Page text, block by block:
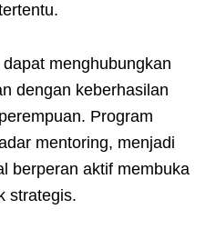
menghubungkan
dengan keberhasilan
Program
mentoring, menjadi
berperan aktif membuka
strategis.